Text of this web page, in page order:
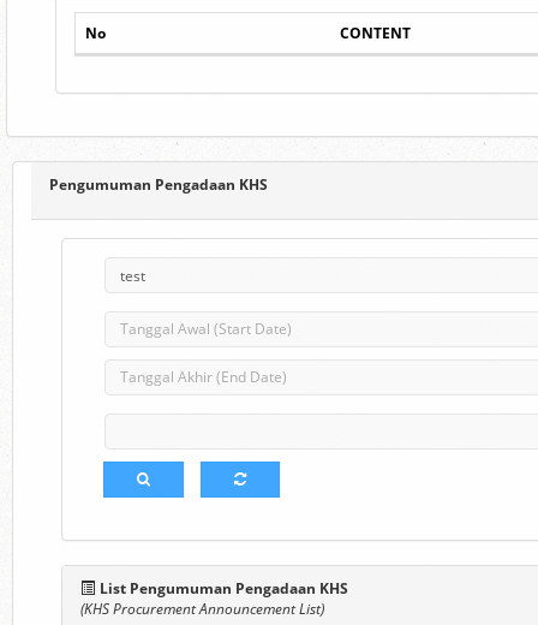
No CONTENT
Pengumuman Pengadaan KHS
List Pengumuman Pengadaan KHS
(KHS Procurement Announcement List)